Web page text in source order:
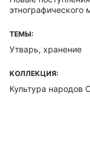
этнографического
ТЕМЫ:
Утварь, хранение
КОЛЛЕКЦИЯ:
Культура народов